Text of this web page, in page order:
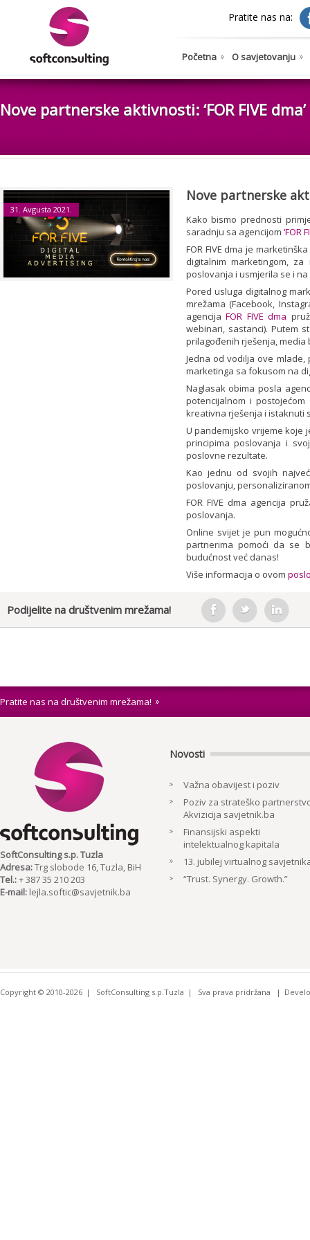
Pratite nas na:
Početna O savjetovanju
Nove partnerske aktivnosti: ‘FOR FIVE
31. Avgusta 2021.
Nove partnerske
Kako bismo prednosti
saradnju sa agencijom ‘FOR
FOR FIVE dma je
digitalnim marketingom,
poslovanja i usmjerila se i
Pored usluga digitalnog
mrežama (Facebook,
agencijaFOR FIVE dma
webinari, sastanci). Putem
prilagođenih rješenja, media
Jedna od vodilja ove
marketinga sa fokusom na
Naglasak obima posla
potencijalnom i
kreativna rješenja i istaknuti
U pandemijsko vrijeme koje
principima poslovanja i
poslovne rezultate.
Kao jednu od svojih
poslovanju,
FOR FIVE dma agencija
poslovanja.
Online svijet je pun
partnerima pomoći da se
budućnost već danas!
Više informacija o ovom
Podijelite na društvenim mrežama!
Pratite nas na društvenim mrežama!
SoftConsulting s.p. Tuzla
Adresa:Trg slobode 16, Tuzla, BiH
Tel.:+ 387 35 210 203
E-mail: lejla.softic@savjetnik.ba
Novosti
Važna obavijest i poziv
Poziv za strateško
Akvizicija savjetnik.ba
Finansijski aspekti
intelektualnog kapitala
13. jubilej virtualnog
“Trust. Synergy. Growth.”
Copyright © 2010-2026 SoftConsulting s.p.Tuzla Sva prava pridržana